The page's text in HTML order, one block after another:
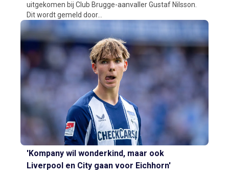
uitgekomen bij Club Brugge-aanvaller Gustaf Nilsson.
Dit wordt gemeld door...
'Kompany wil wonderkind, maar ook
Liverpool en City gaan voor Eichhorn'